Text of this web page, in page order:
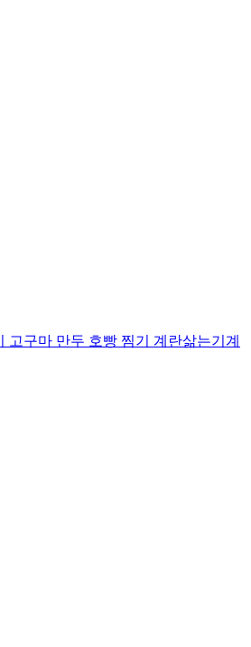
고구마 만두 호빵 찜기 계란삶는기계